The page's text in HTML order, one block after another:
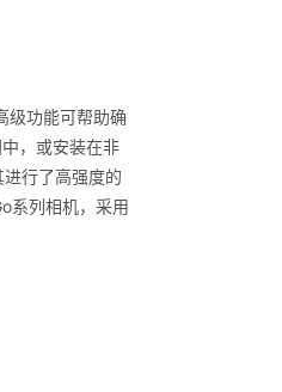
级功能可帮助确
，或安装在非
行了高强度的
系列相机，采用